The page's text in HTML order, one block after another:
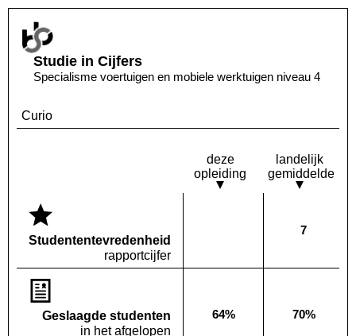
Studie in Cijfers
Specialisme voertuigen en mobiele werktuigen niveau 4
Curio
deze
opleiding
landelijk
gemiddelde
Studenten­tevredenheid
rapportcijfer
Deze opleiding:
Geen waarde bekend
Landelijk
7
Geslaagde studenten
in het afgelopen
Deze opleiding:
64% Landelijk
70%